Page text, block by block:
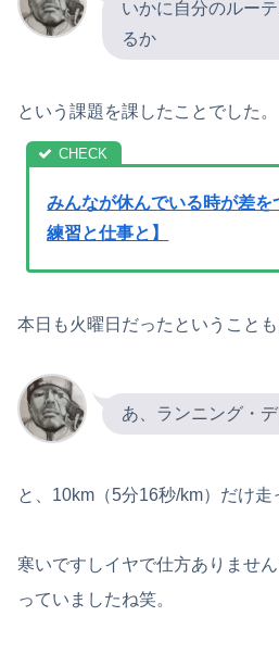
いかに自分のルー
るか
という課題を課したことでした。
みんなが休んでいる時が差を
練習と仕事と】
本日も火曜日だったということも
あ、ランニング・
と、10km（5分16秒/km）だけ走
寒いですしイヤで仕方ありませ
っていましたね笑。